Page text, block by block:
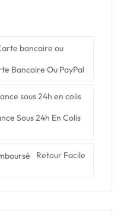
Bancaire Ou PayPal
Sous 24h En Colis
Retour Facile